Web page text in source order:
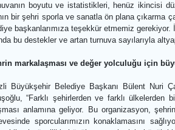
“Bu boyutta bir turnuva kolay bir iş
Türkiye Satranç Federasyonu Başkanı
insanın bir şehri sporla ve sanatla ön plana
şu anda bu destekler ve artan turnuva
“Şehrin markalaşması ve değer